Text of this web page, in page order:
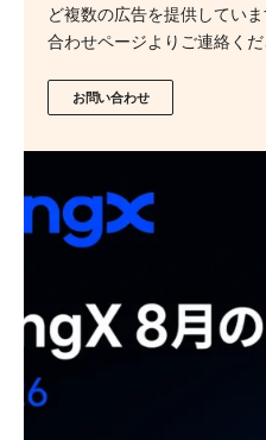
ど複数の広告を提供してい
合わせページよりご連絡くだ
お問い合わせ